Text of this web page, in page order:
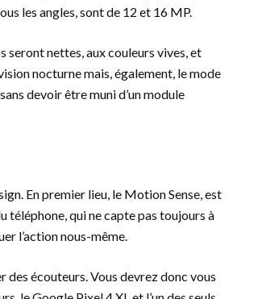
les angles, sont de 12 et 16 MP.
seront nettes, aux couleurs vives, et
nocturne mais, également, le mode
devoir être muni d’un module
En premier lieu, le Motion Sense, est
téléphone, qui ne capte pas toujours à
l’action nous-même.
des écouteurs. Vous devrez donc vous